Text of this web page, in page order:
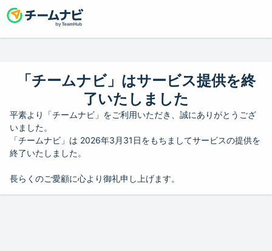
「チームナビ」はサービス提供を終
了いたしました
平素より「チームナビ」をご利用いただき、誠にありがとうござ
いました。
「チームナビ」は 2026年3月31日をもちましてサービスの提供を
終了いたしました。
長らくのご愛顧に心より御礼申し上げます。